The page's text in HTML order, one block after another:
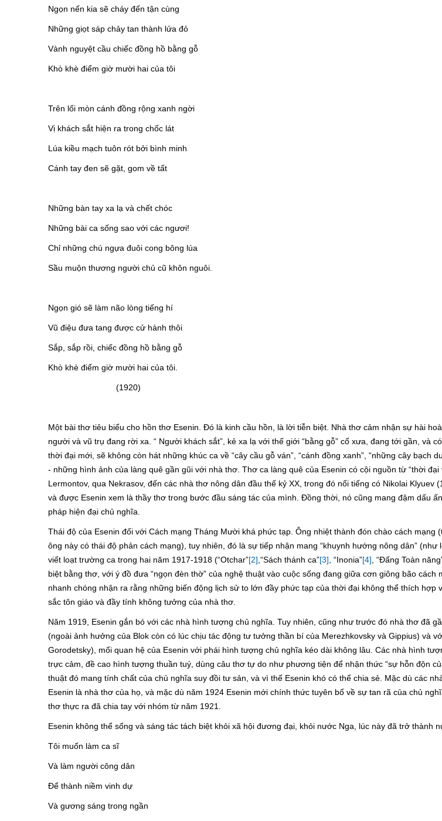
Ngọn nến kia sẽ cháy đến tận cùng
Những giọt sáp chảy tan thành lửa đỏ
Vành nguyệt cầu chiếc đồng hồ bằng gỗ
Khò khè điểm giờ mười hai của tôi
Trên lối mòn cánh đồng rộng xanh ngời
Vị khách sắt hiện ra trong chốc lát
Lúa kiều mạch tuôn rót bởi bình minh
Cánh tay đen sẽ gặt, gom về tất
Những bàn tay xa lạ và chết chóc
Những bài ca sống sao với các ngươi!
Chỉ những chú ngựa đuôi cong bông lúa
Sầu muộn thương người chủ cũ khôn nguôi.
Ngọn gió sẽ làm não lòng tiếng hí
Vũ điệu đưa tang được cử hành thôi
Sắp, sắp rồi, chiếc đồng hồ bằng gỗ
Khò khè điểm giờ mười hai của tôi.
(1920)
Một bài thơ tiêu biểu cho hồn thơ Esenin. Đó là kinh cầu hồn, là lời tiễn biệt. Nhà thơ cảm nhận sự hài
người và vũ trụ đang rời xa. “ Người khách sắt”, kẻ xa lạ với thế giới “bằng gỗ” cổ xưa, đang tới gần, và
thời đại mới, sẽ không còn hát những khúc ca về “cây cầu gỗ ván”, “cánh đồng xanh”, “những cây bạch
- những hình ảnh của làng quê gần gũi với nhà thơ. Thơ ca làng quê của Esenin có cội nguồn từ “thời đại
Lermontov, qua Nekrasov, đến các nhà thơ nông dân đầu thế kỷ XX, trong đó nổi tiếng có Nikolai Klyuev
và được Esenin xem là thầy thơ trong bước đầu sáng tác của mình. Đồng thời, nó cũng mang đậm dấu
pháp hiện đại chủ nghĩa.
Thái độ của Esenin đối với Cách mạng Tháng Mười khá phức tạp. Ông nhiệt thành đón chào cách mạng
ông này có thái độ phản cách mạng), tuy nhiên, đó là sự tiếp nhận mang “khuynh hướng nông dân”
viết loạt trường ca trong hai năm 1917-1918 (“Otchar”[2],“Sách thánh ca”[3], “Inonia”[4], “Đấng Toàn
biệt bằng thơ, với ý đồ đưa “ngọn đèn thờ” của nghệ thuật vào cuộc sống đang giữa cơn giông bão cách
nhanh chóng nhận ra rằng những biến động lịch sử to lớn đầy phức tạp của thời đại không thể thích hợp
sắc tôn giáo và đầy tính không tưởng của nhà thơ.
Năm 1919, Esenin gắn bó với các nhà hình tượng chủ nghĩa. Tuy nhiên, cũng như trước đó nhà thơ đã
(ngoài ảnh hưởng của Blok còn có lúc chịu tác động tư tưởng thần bí của Merezhkovsky và Gippius) và
Gorodetsky), mối quan hệ của Esenin với phái hình tượng chủ nghĩa kéo dài không lâu. Các nhà hình
trực cảm, đề cao hình tượng thuần tuý, dùng câu thơ tự do như phương tiện để nhận thức “sự hỗn độn
thuật đó mang tính chất của chủ nghĩa suy đồi tư sản, và vì thế Esenin khó có thể chia sẻ. Mặc dù các
Esenin là nhà thơ của họ, và mặc dù năm 1924 Esenin mới chính thức tuyên bố về sự tan rã của chủ
thơ thực ra đã chia tay với nhóm từ năm 1921.
Esenin không thể sống và sáng tác tách biệt khỏi xã hội đương đại, khỏi nước Nga, lúc này đã trở thành
Tôi muốn làm ca sĩ
Và làm người công dân
Để thành niềm vinh dự
Và gương sáng trong ngần